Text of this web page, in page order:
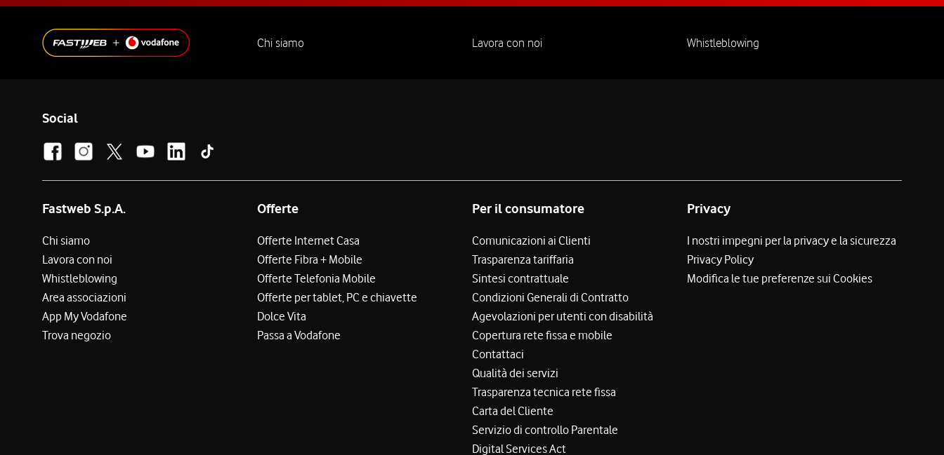
Chi siamo Lavora con noi Whistleblowing
Social
Fastweb S.p.A.
Chi siamo
Lavora con noi
Whistleblowing
Area associazioni
App My Vodafone
Trova negozio
Offerte
Offerte Internet Casa
Offerte Fibra + Mobile
Offerte Telefonia Mobile
Offerte per tablet, PC e chiavette
Dolce Vita
Passa a Vodafone
Per il consumatore
Comunicazioni ai Clienti
Trasparenza tariffaria
Sintesi contrattuale
Condizioni Generali di Contratto
Agevolazioni per utenti con disabilità
Copertura rete fissa e mobile
Contattaci
Qualità dei servizi
Trasparenza tecnica rete fissa
Carta del Cliente
Servizio di controllo Parentale
Digital Services Act
Privacy
I nostri impegni per la privacy e la sicurezza
Privacy Policy
Modifica le tue preferenze sui Cookies